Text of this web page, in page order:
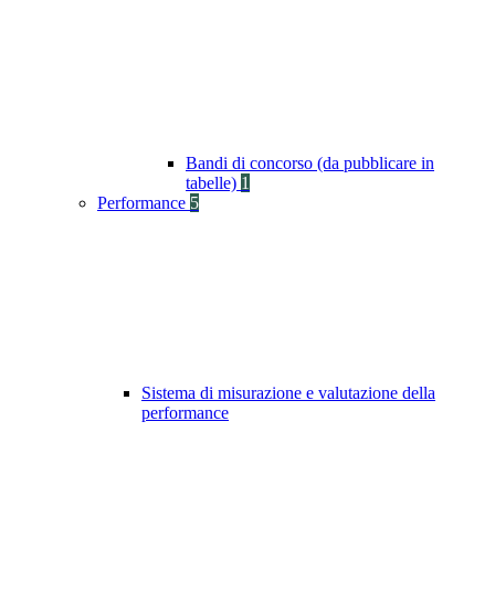
Bandi di concorso (da pubblicare in
tabelle) 1
Performance 5
Sistema di misurazione e valutazione della
performance